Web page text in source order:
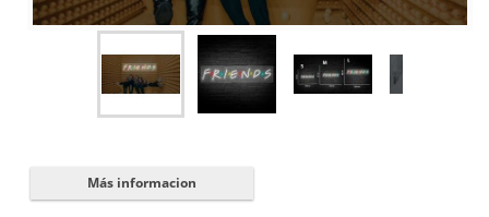
Cerrar
Más informacion